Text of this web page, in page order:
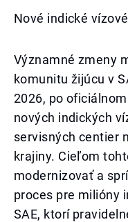
Nové indické
Významné zmeny
komunitu žijúcu v
2026, po
nových indických
servisných centier
krajiny. Cieľom
modernizovať a
proces pre milióny
SAE, ktorí